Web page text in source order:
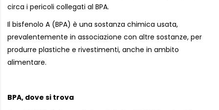
circa i pericoli collegati al BPA.
Il bisfenolo A (BPA) è una sostanza chimica usata,
prevalentemente in associazione con altre sostanze, per
produrre plastiche e rivestimenti, anche in ambito
alimentare.
BPA, dove si trova